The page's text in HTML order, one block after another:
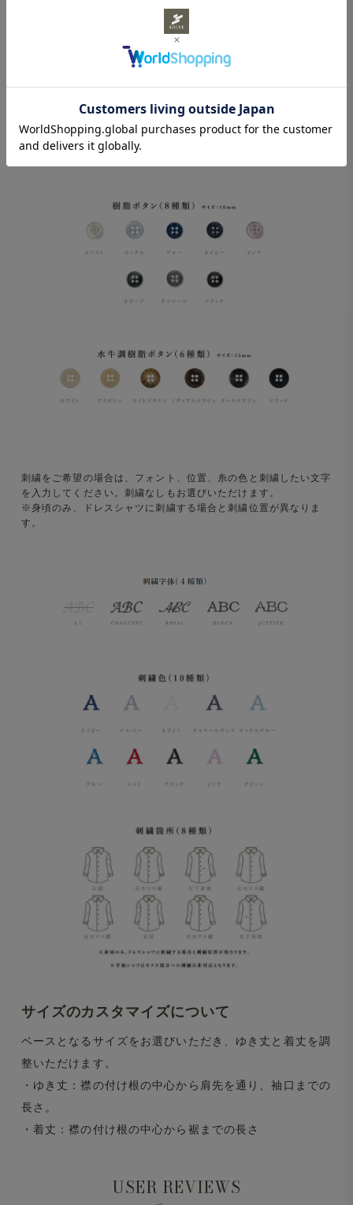
ボタンは、貝ボタン5種 / 樹脂ボタン(10mm)8種 / 水牛調樹脂ボタ
ン(15mm)6種 の計19種類の中からお選びいただけます。
刺繍をご希望の場合は、フォント、位置、糸の色と刺繍したい文字
を入力してください。刺繍なしもお選びいただけます。
※身頃のみ、ドレスシャツに刺繍する場合と刺繍位置が異なりま
す。
サイズのカスタマイズについて
ベースとなるサイズをお選びいただき、ゆき丈と着丈を調
整いただけます。
・ゆき丈：襟の付け根の中心から肩先を通り、袖口までの
長さ。
・着丈：襟の付け根の中心から裾までの長さ
USER REVIEWS